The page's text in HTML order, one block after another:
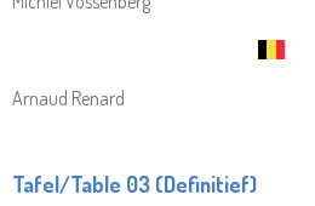
Arnaud Renard
Tafel/Table 03 (Definitief)